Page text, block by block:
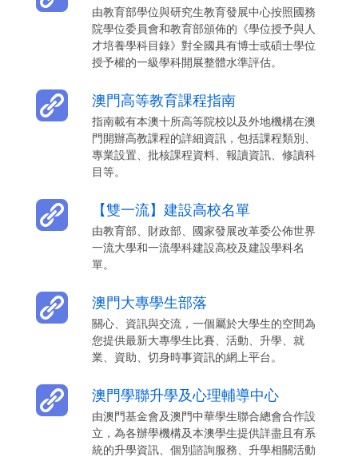
由教育部學位與研究生教育發展中心按照國務
院學位委員會和教育部頒佈的《學位授予與人
才培養學科目錄》對全國具有博士或碩士學位
授予權的一級學科開展整體水準評估。
澳門高等教育課程指南
指南載有本澳十所高等院校以及外地機構在澳
門開辦高教課程的詳細資訊，包括課程類別、
專業設置、批核課程資料、報讀資訊、修讀科
目等。
【雙一流】建設高校名單
由教育部、財政部、國家發展改革委公佈世界
一流大學和一流學科建設高校及建設學科名
單。
澳門大專學生部落
關心、資訊與交流，一個屬於大學生的空間為
您提供最新大專學生比賽、活動、升學、就
業、資助、切身時事資訊的網上平台。
澳門學聯升學及心理輔導中心
由澳門基金會及澳門中華學生聯合總會合作設
立，為各辦學機構及本澳學生提供詳盡且有系
統的升學資訊、個別諮詢服務、升學相關活動